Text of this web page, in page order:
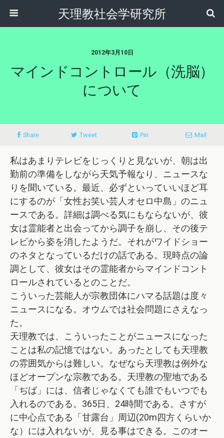
天理教社会学研究所
2012年3月10日
マインドコントロール（洗脳）
について
Share Tweet Pin Mail
私はあまりテレビをじっくりと見ないが、朝は出
勤前の準備をしながら天気予報なり、ニュースな
りを聞いている。最近、必ずといっていいほど耳
にするのが「女性お笑い芸人オセロ中島」のニュ
ースである。詳細は調べる気にもならないが、彼
女は霊能者と出会ってから調子を崩し、その後テ
レビから姿を消したようだ。それがワイドショー
のネタとなっているだけの話である。現時点の論
調として、彼女はその霊能者からマインドコント
ロールされているとのことだ。
こういった芸能人が宗教団体にハマる話題は度々
ニュースになる。オウムでは社会問題にさえなっ
た。
天理教では、こういったことがニュースになった
ことは私の記憶ではない。あったとしても天理教
の雰囲気からは難しい。なぜなら天理教は例外な
ほどオープンな宗教である。天理教の聖地である
「ぢば」には、信者じゃなくても誰でもいつでも
入れるのである。365日、24時間である。さすが
に中心点である「甘露台」周辺(20m四方くらいか
な）には入れないが、見る事はできる。このオー